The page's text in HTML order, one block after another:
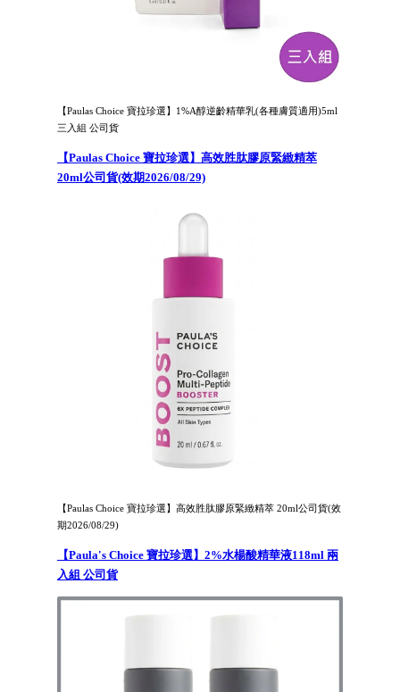
【Paulas Choice 寶拉珍選】1%A醇逆齡精華乳(各種膚質適用)5ml
三入組 公司貨
【Paulas Choice 寶拉珍選】高效胜肽膠原緊緻精萃
20ml公司貨(效期2026/08/29)
【Paulas Choice 寶拉珍選】高效胜肽膠原緊緻精萃 20ml公司貨(效
期2026/08/29)
【Paula's Choice 寶拉珍選】2%水楊酸精華液118ml 兩
入組 公司貨